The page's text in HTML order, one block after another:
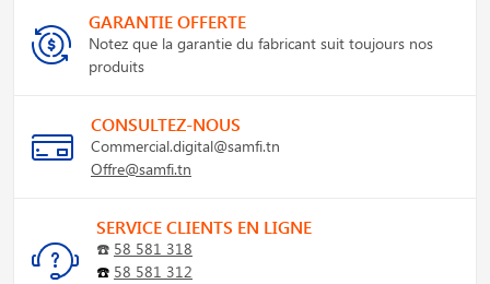
GARANTIE OFFERTE
Notez que la garantie du fabricant suit toujours nos
produits
CONSULTEZ-NOUS
Commercial.digital@samfi.tn
Offre@samfi.tn
SERVICE CLIENTS EN LIGNE
☎️ 58 581 318
☎️ 58 581 312